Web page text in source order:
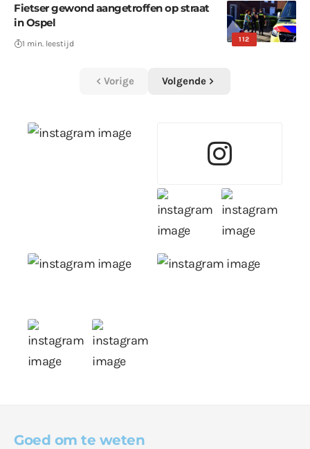
112
Fietser gewond aangetroffen op straat
in Ospel
1 min. leestijd
Vorige Volgende
Goed om te weten